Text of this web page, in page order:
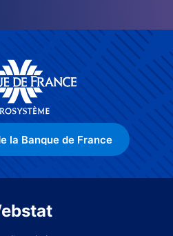
la Banque de France